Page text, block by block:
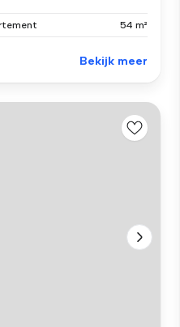
54 m²
Bekijk meer